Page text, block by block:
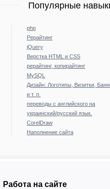
Популярные
php
Рерайтинг
jQuery
Верстка HTML и CSS
рерайтинг, копирайтинг
MySQL
Дизайн: Логотипы, Визитки,
и т. п.
переводы с английского на
украинский/русский язык.
CorelDraw
Наполнение сайта
Работа на сайте